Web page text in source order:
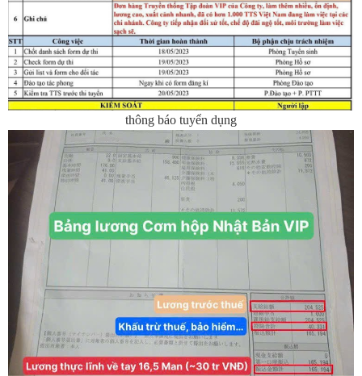
thông báo tuyển dụng